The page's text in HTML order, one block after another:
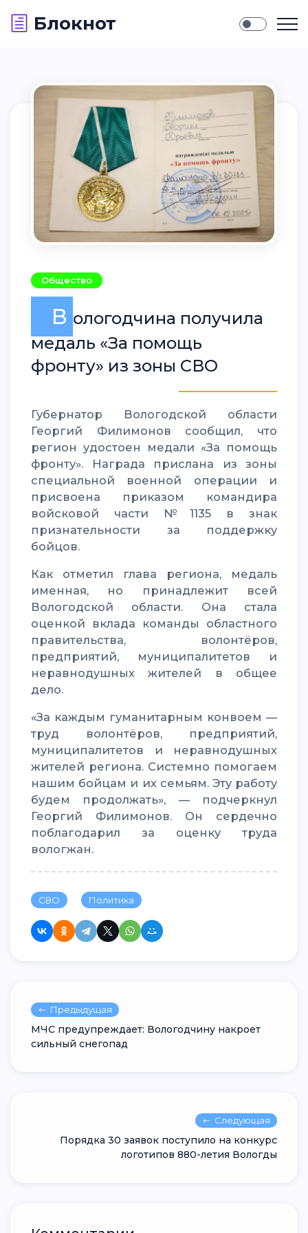
Блокнот
Общество
В ологодчина получила
медаль «За помощь
фронту» из зоны СВО
Губернатор Вологодской области
Георгий Филимонов сообщил, что
регион удостоен медали «За помощь
фронту». Награда прислана из зоны
специальной военной операции и
присвоена приказом командира
войсковой части №1135 в знак
признательности за поддержку
бойцов.
Как отметил глава региона, медаль
именная, но принадлежит всей
Вологодской области. Она стала
оценкой вклада команды областного
правительства, волонтёров,
предприятий, муниципалитетов и
неравнодушных жителей в общее
дело.
«За каждым гуманитарным конвоем —
труд волонтёров, предприятий,
муниципалитетов и неравнодушных
жителей региона. Системно помогаем
нашим бойцам и их семьям. Эту работу
будем продолжать», — подчеркнул
Георгий Филимонов. Он сердечно
поблагодарил за оценку труда
вологжан.
СВО Политика
Предыдущая
МЧС предупреждает: Вологодчину накроет
сильный снегопад
Следующая
Порядка 30 заявок поступило на конкурс
логотипов 880-летия Вологды